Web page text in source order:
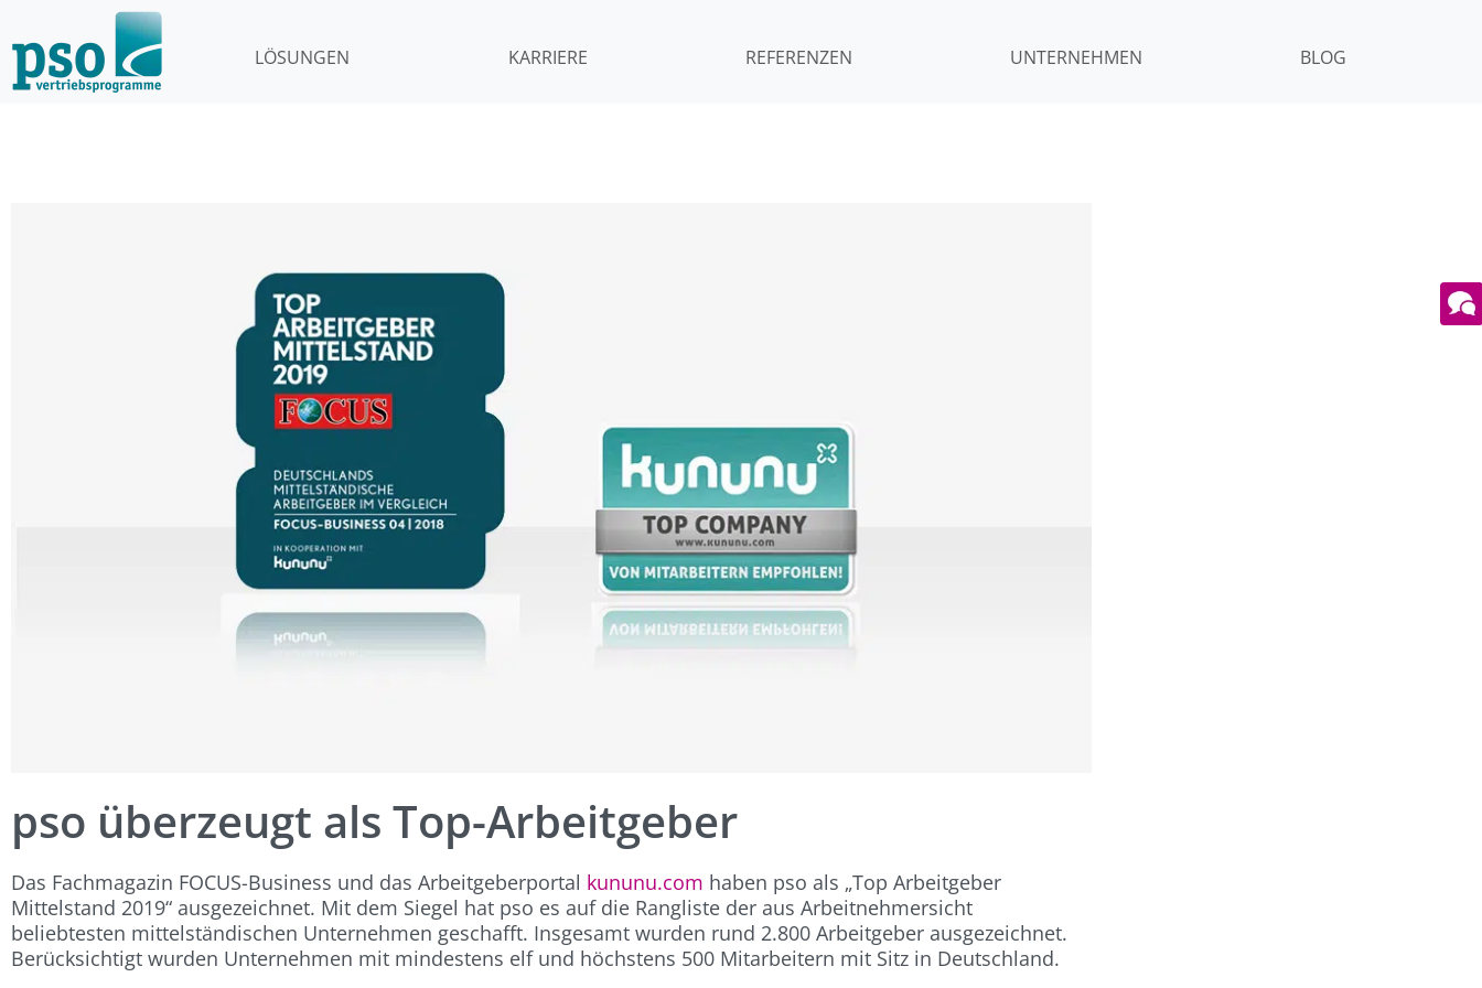
LÖSUNGEN KARRIERE REFERENZEN UNTERNEHMEN BLOG
pso überzeugt als Top-Arbeitgeber
Das Fachmagazin FOCUS-Business und das Arbeitgeberportal kununu.com haben pso als „Top Arbeitgeber
Mittelstand 2019“ ausgezeichnet. Mit dem Siegel hat pso es auf die Rangliste der aus Arbeitnehmersicht
beliebtesten mittelständischen Unternehmen geschafft. Insgesamt wurden rund 2.800 Arbeitgeber ausgezeichnet.
Berücksichtigt wurden Unternehmen mit mindestens elf und höchstens 500 Mitarbeitern mit Sitz in Deutschland.